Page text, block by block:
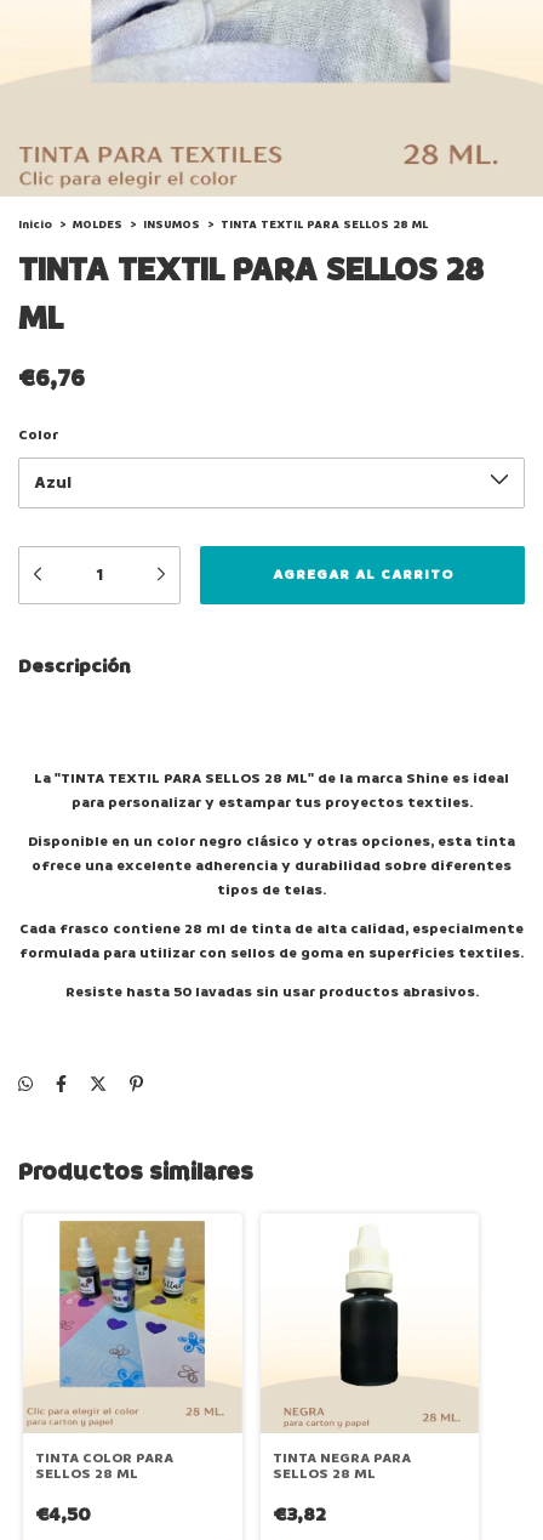
Inicio > MOLDES > INSUMOS > TINTA TEXTIL PARA SELLOS 28 ML
TINTA TEXTIL PARA SELLOS 28
ML
€6,76
Color
Descripción
La "TINTA TEXTIL PARA SELLOS 28 ML" de la marca Shine es ideal
para personalizar y estampar tus proyectos textiles.
Disponible en un color negro clásico y otras opciones, esta tinta
ofrece una excelente adherencia y durabilidad sobre diferentes
tipos de telas.
Cada frasco contiene 28 ml de tinta de alta calidad, especialmente
formulada para utilizar con sellos de goma en superficies textiles.
Resiste hasta 50 lavadas sin usar productos abrasivos.
Productos similares
TINTA COLOR PARA
SELLOS 28 ML
€4,50
TINTA NEGRA PARA
SELLOS 28 ML
€3,82